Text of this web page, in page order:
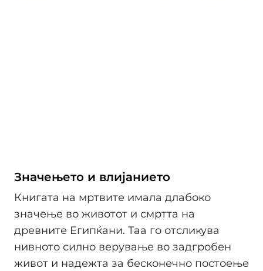
Значењето и влијанието
Книгата на мртвите имала длабоко
значење во животот и смртта на
древните Египќани. Таа го отсликува
нивното силно верување во задгробен
живот и надежта за бесконечно постоење